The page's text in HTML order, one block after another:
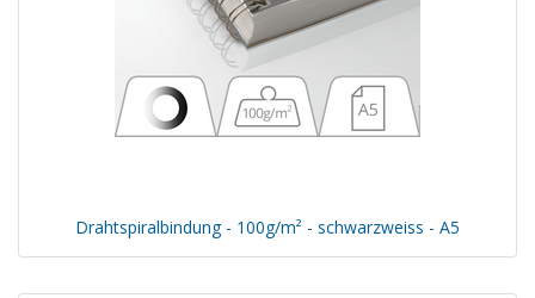
Drahtspiralbindung - 100g/m² - schwarzweiss - A5